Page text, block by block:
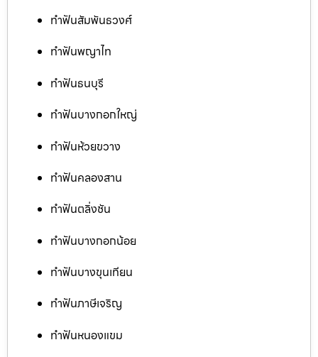
ทำฟันสัมพันธวงศ์
ทำฟันพญาไท
ทำฟันธนบุรี
ทำฟันบางกอกใหญ่
ทำฟันห้วยขวาง
ทำฟันคลองสาน
ทำฟันตลิ่งชัน
ทำฟันบางกอกน้อย
ทำฟันบางขุนเทียน
ทำฟันภาษีเจริญ
ทำฟันหนองแขม